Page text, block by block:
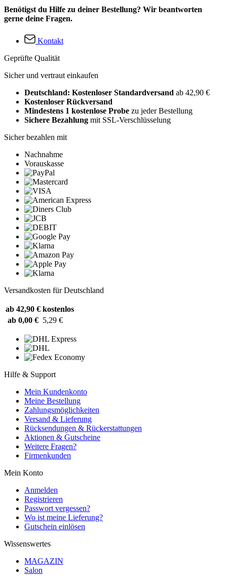
Benötigst du Hilfe zu deiner Bestellung? Wir beantworten
gerne deine Fragen.
Kontakt
Geprüfte Qualität
Sicher und vertraut einkaufen
Deutschland: Kostenloser Standardversand ab 42,90 €
Kostenloser Rückversand
Mindestens 1 kostenlose Probe zu jeder Bestellung
Sichere Bezahlung mit SSL-Verschlüsselung
Sicher bezahlen mit
Nachnahme
Vorauskasse
Versandkosten für Deutschland
ab 42,90 € kostenlos
ab 0,00 € 5,29 €
Hilfe & Support
Mein Kundenkonto
Meine Bestellung
Zahlungsmöglichkeiten
Versand & Lieferung
Rücksendungen & Rückerstattungen
Aktionen & Gutscheine
Weitere Fragen?
Firmenkunden
Mein Konto
Anmelden
Registrieren
Passwort vergessen?
Wo ist meine Lieferung?
Gutschein einlösen
Wissenswertes
MAGAZIN
Salon